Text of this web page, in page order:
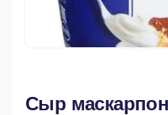
Сыр